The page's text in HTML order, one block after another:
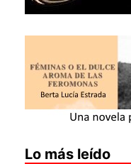
Lo más leído